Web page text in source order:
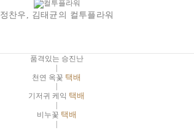
정찬우, 김태균의 컬투플라워
품격있는 승진난
|
천연 옥꽃 택배
기저귀 케익 택배
비누꽃 택배
|